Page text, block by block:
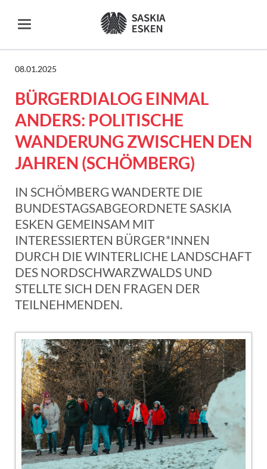
08.01.2025
BÜRGERDIALOG EINMAL
ANDERS: POLITISCHE
WANDERUNG ZWISCHEN DEN
JAHREN (SCHÖMBERG)
IN SCHÖMBERG WANDERTE DIE
BUNDESTAGSABGEORDNETE SASKIA
ESKEN GEMEINSAM MIT
INTERESSIERTEN BÜRGER*INNEN
DURCH DIE WINTERLICHE LANDSCHAFT
DES NORDSCHWARZWALDS UND
STELLTE SICH DEN FRAGEN DER
TEILNEHMENDEN.